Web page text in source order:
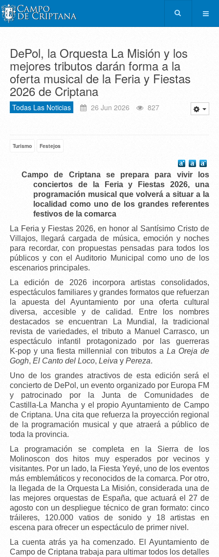
DePol, la Orquesta La Misión y los
mejores tributos darán forma a la
oferta musical de la Feria y Fiestas
2026 de Criptana
Todas Las Noticias 26 Jun 2026 827
Turismo Festejos
Campo de Criptana se prepara para vivir los
conciertos de la Feria y Fiestas 2026, una
programación musical que volverá a situar a la
localidad como uno de los grandes referentes
festivos de la comarca
La Feria y Fiestas 2026, en honor al Santísimo Cristo de
Villajos, llegará cargada de música, emoción y noches
para recordar, con propuestas pensadas para todos los
públicos y con elAuditorio Municipal
como uno de los
escenarios principales.
La edición de 2026 incorpora artistas consolidados,
espectáculos familiares y grandes formatos que refuerzan
la apuesta del Ayuntamiento por una oferta cultural
diversa, accesible y de calidad. Entre los nombres
destacados se encuentran
La Mundial , la tradicional
revista de variedades, el tributo a Manuel Carrasco, un
espectáculo infantil protagonizado por las guerreras
K‑pop y unafiesta millennial con tributos a La Oreja de
Gogh, El Canto del Loco, Leiva y Pereza.
Uno de los grandes atractivos de esta edición será el
concierto de DePol , un evento organizado por Europa FM
y patrocinado por la Junta de Comunidades de
Castilla‑La Mancha y el propio Ayuntamiento de Campo
de Criptana. Una cita que refuerza la proyección regional
de la programación musical y que atraerá a público de
toda la provincia.
La programación se completa en la Sierra de los
Molinoscon dos hitos muy esperados por vecinos y
visitantes. Por un lado, la Fiesta Yeyé, uno de los eventos
más emblemáticos y reconocidos de la comarca. Por otro,
la llegada de la Orquesta La Misión, considerada una de
las mejores orquestas de España, que actuará el 27 de
agosto con un despliegue técnico de gran formato: cinco
tráileres, 120.000 vatios de sonido y 18 artistas en
escena para ofrecer un espectáculo de primer nivel.
La cuenta atrás ya ha comenzado. El Ayuntamiento de
Campo de Criptana trabaja para ultimar todos los detalles